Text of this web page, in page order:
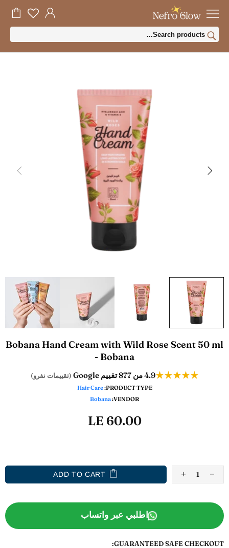
Bobana Hand Cream with Wild Rose Scent 50 ml
- Bobana
★★★★★
4.9من 877 تقييم Google (تقييمات نفرو)
PRODUCT TYPE:
Hair Care
VENDOR:
Bobana
LE 60.00
ADD TO CART
اطلبي عبر واتساب
GUARANTEED SAFE CHECKOUT: